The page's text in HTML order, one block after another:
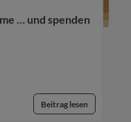
… und spenden
Beitrag lesen